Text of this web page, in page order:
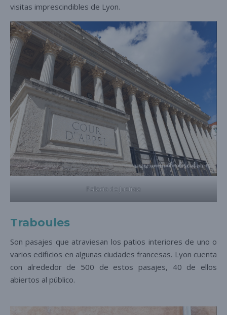
visitas imprescindibles de Lyon.
Palacio de Justicia
Traboules
Son pasajes que atraviesan los patios interiores de uno o
varios edificios en algunas ciudades francesas. Lyon cuenta
con alrededor de 500 de estos pasajes, 40 de ellos
abiertos al público.